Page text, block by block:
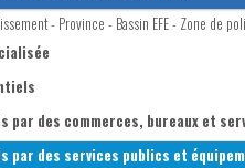
comparaisons temporelles (hab./
par un revêtement artificiel au sol
par des constructions
par le réseau ferroviaire
par des sols nus
par des eaux de surface
- Province - Bassin EFE - Zone de
des commerces, bureaux et
des services publics et